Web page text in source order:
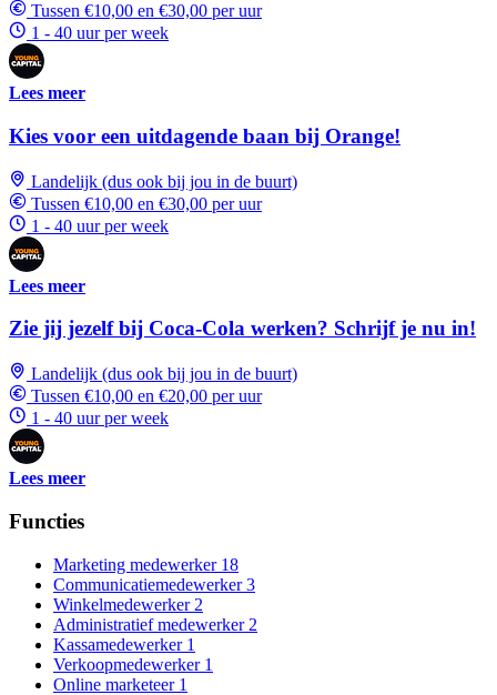
Tussen €10,00 en €30,00 per uur
1 - 40 uur per week
Lees meer
Kies voor een uitdagende baan bij Orange!
Landelijk (dus ook bij jou in de buurt)
Tussen €10,00 en €30,00 per uur
1 - 40 uur per week
Lees meer
Zie jij jezelf bij Coca-Cola werken? Schrijf je nu in!
Landelijk (dus ook bij jou in de buurt)
Tussen €10,00 en €20,00 per uur
1 - 40 uur per week
Lees meer
Functies
Marketing medewerker 18
Communicatiemedewerker 3
Winkelmedewerker 2
Administratief medewerker 2
Kassamedewerker 1
Verkoopmedewerker 1
Online marketeer 1